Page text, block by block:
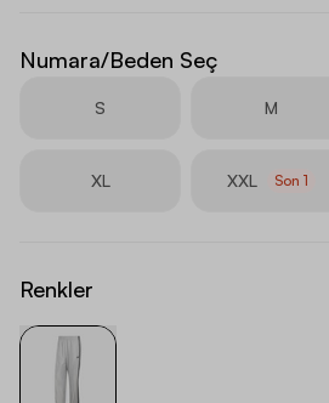
Numara/Beden Seç
S M
XL XXL Son1
Renkler